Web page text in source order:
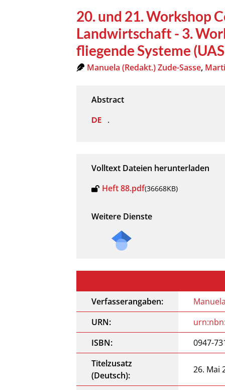
20. und 21. Workshop
Landwirtschaft - 3.
fliegende Systeme
Manuela (Redakt.) Zude-Sasse,
.
Volltext Dateien herunterladen
Heft 88.pdf(36668KB)
Weitere Dienste
Verfasserangaben:
URN:
ISBN:
0947-
Titelzusatz
(Deutsch):
26. Mai